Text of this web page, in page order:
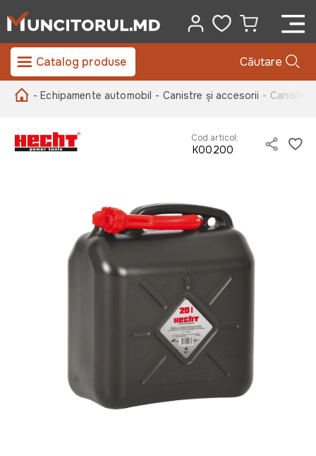
Catalog produse Căutare
- Echipamente automobil - Canistre și accesorii - Canistra
Cod articol:
K00200